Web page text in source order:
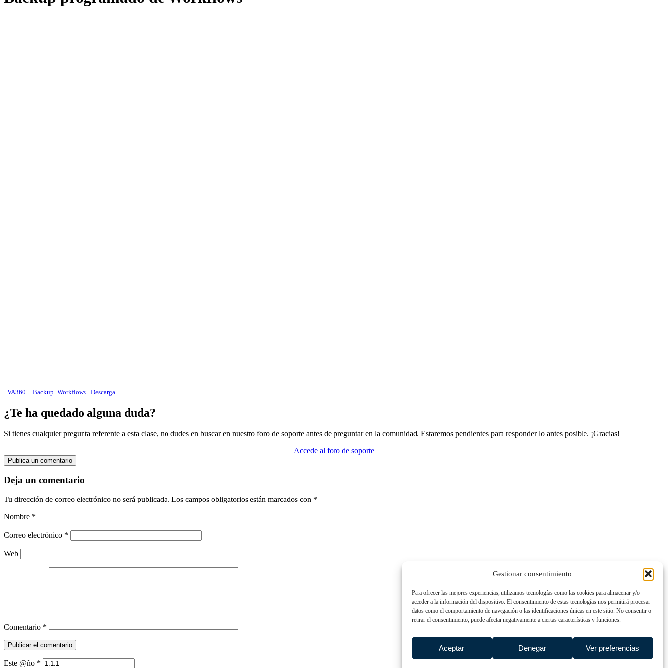
Gestionar consentimiento
Para ofrecer las mejores experiencias, utilizamos tecnologías como las cookies para almacenar y/o
acceder a la información del dispositivo. El consentimiento de estas tecnologías nos permitirá procesar
datos como el comportamiento de navegación o las identificaciones únicas en este sitio. No consentir o
retirar el consentimiento, puede afectar negativamente a ciertas características y funciones.
Aceptar Denegar Ver preferencias
_VA360__Backup_Workflows Descarga
¿Te ha quedado alguna duda?
Si tienes cualquier pregunta referente a esta clase, no dudes en buscar en nuestro foro de soporte antes de preguntar en la comunidad. Estaremos pendientes para responder lo antes posible. ¡Gracias!
Accede al foro de soporte
Publica un comentario
Deja un comentario
Tu dirección de correo electrónico no será publicada. Los campos obligatorios están marcados con *
Nombre *
Correo electrónico *
Web
Comentario *
Este @ño *